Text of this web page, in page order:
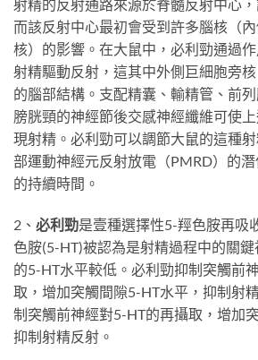
射精的反射通路來源於脊髓反射中心
而該反射中心最初會受到許多腦核（
核）的影響。在大鼠中，必利勁通過
射精驅動反射，這其中外側巨細胞旁
的腦部結構。支配精囊、輸精管、前
膀胱頸的神經節後交感神經纖維可使
現射精。必利勁可以調節大鼠的這種
部運動神經元反射放電（PMRD）的
的持續時間。
2、 必利勁是壹種選擇性5-羥色胺再吸
色胺(5-HT)被認為是射精過程中的關
的5-HT水平較低。必利勁抑制突觸前
取，增加突觸間隙5-HT水平，抑制射
制突觸前神經對5-HT的再攝取，增加
抑制射精反射。